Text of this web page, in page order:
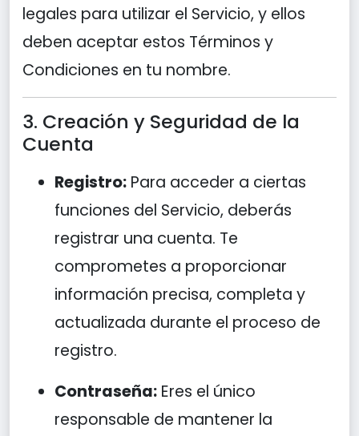
legales para utilizar el Servicio, y ellos
deben aceptar estos Términos y
Condiciones en tu nombre.
3. Creación y Seguridad de la
Cuenta
Registro: Para acceder a ciertas
funciones del Servicio, deberás
registrar una cuenta. Te
comprometes a proporcionar
información precisa, completa y
actualizada durante el proceso de
registro.
Contraseña: Eres el único
responsable de mantener la